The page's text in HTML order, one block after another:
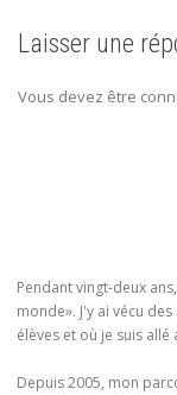
Laisser une
Vous devez être
Pendant vingt-deux
monde». J'y ai vécu
élèves et où je suis
Depuis 2005, mon